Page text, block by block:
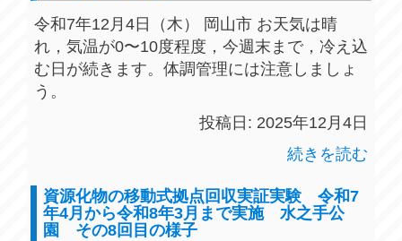
令和7年12月4日（木） 岡山市 お天気は晴
れ，気温が0〜10度程度，今週末まで，冷え込
む日が続きます。体調管理には注意しましょ
う。
投稿日: 2025年12月4日
続きを読む
資源化物の移動式拠点回収実証実験 令和7
年4月から令和8年3月まで実施 水之手公
園 その8回目の様子